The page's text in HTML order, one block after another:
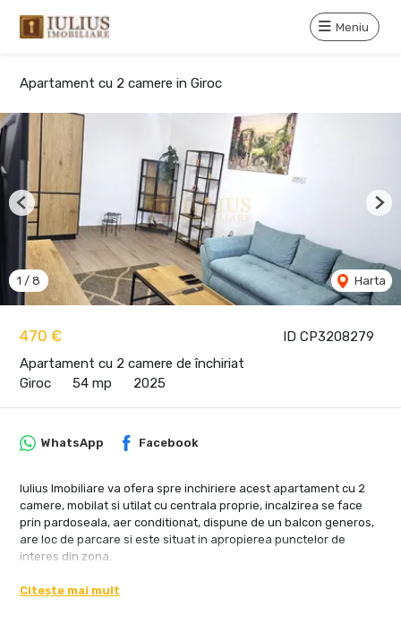
Meniu
Apartament cu 2 camere in Giroc
ID CP3208279
470 €
Apartament cu 2 camere de închiriat
Giroc
54 mp 2025
1 / 8 Harta
Previous
WhatsApp Facebook
Iulius Imobiliare va ofera spre inchiriere acest apartament cu 2
camere, mobilat si utilat cu centrala proprie, incalzirea se face
prin pardoseala, aer conditionat, dispune de un balcon generos,
are loc de parcare si este situat in apropierea punctelor de
interes din zona.
Citește mai mult